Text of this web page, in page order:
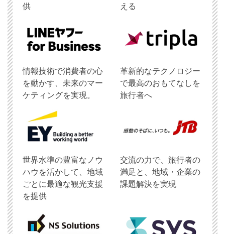
供
える
情報技術で消費者の心
を動かす、未来のマー
ケティングを実現。
革新的なテクノロジー
で最高のおもてなしを
旅行者へ
世界水準の豊富なノウ
ハウを活かして、地域
ごとに最適な観光支援
を提供
交流の力で、旅行者の
満足と、地域・企業の
課題解決を実現